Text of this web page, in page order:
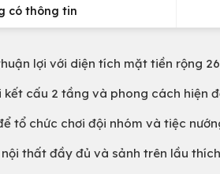
có thông tin
lợi với diện tích mặt tiền rộng
cấu 2 tầng và phong cách hiện
tổ chức chơi đội nhóm và tiệc
thất đầy đủ và sảnh trên lầu